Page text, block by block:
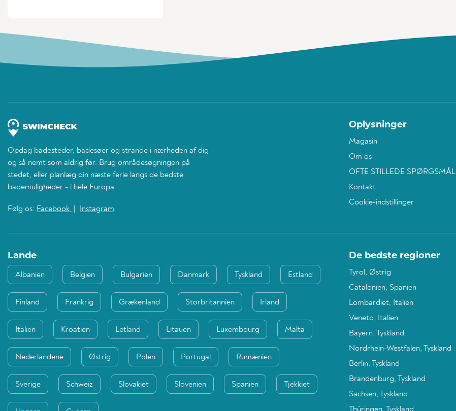
Opdag badesteder, badesøer og strande i nærheden af dig
og så nemt som aldrig før. Brug områdesøgningen på
stedet, eller planlæg din næste ferie langs de bedste
bademuligheder - i hele Europa.
Følg os: Facebook Instagram
Oplysninger
Magasin
Om os
OFTE STILLEDE SPØRGSMÅL
Kontakt
Cookie-indstillinger
Lande
Albanien Belgien Bulgarien Danmark Tyskland Estland
Finland Frankrig Grækenland Storbritannien Irland
Italien Kroatien Letland Litauen Luxembourg Malta
Nederlandene Østrig Polen Portugal Rumænien
Sverige Schweiz Slovakiet Slovenien Spanien Tjekkiet
De bedste regioner
Tyrol, Østrig
Catalonien, Spanien
Lombardiet, Italien
Veneto, Italien
Bayern, Tyskland
Nordrhein-Westfalen, Tyskland
Berlin, Tyskland
Brandenburg, Tyskland
Sachsen, Tyskland